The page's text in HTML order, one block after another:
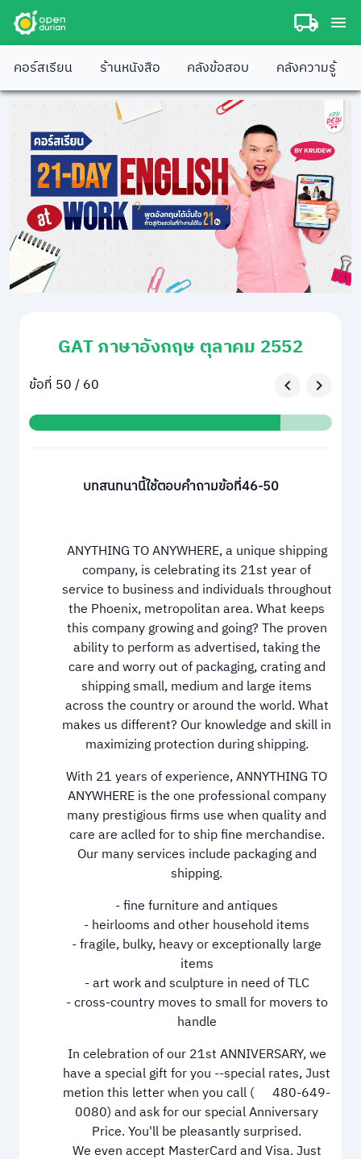
คอร์สเรียน ร้านหนังสือ คลังข้อสอบ คลังความรู้
GAT ภาษาอังกฤษ ตุลาคม 2552
ข้อที่ 50 / 60
บทสนทนานี้ใช้ตอบคำถามข้อที่46-50
ANYTHING TO ANYWHERE, a unique shipping
company, is celebrating its 21st year of
service to business and individuals throughout
the Phoenix, metropolitan area. What keeps
this company growing and going? The proven
ability to perform as advertised, taking the
care and worry out of packaging, crating and
shipping small, medium and large items
across the country or around the world. What
makes us different? Our knowledge and skill in
maximizing protection during shipping.
With 21 years of experience, ANNYTHING TO
ANYWHERE is the one professional company
many prestigious firms use when quality and
care are aclled for to ship fine merchandise.
Our many services include packaging and
shipping.
- fine furniture and antiques
- heirlooms and other household items
- fragile, bulky, heavy or exceptionally large
items
- art work and sculpture in need of TLC
- cross-country moves to small for movers to
handle
In celebration of our 21st ANNIVERSARY, we
have a special gift for you --special rates, Just
metion this letter when you call (
480-649-
0080) and ask for our special Anniversary
Price. You'll be pleasantly surprised.
We even accept MasterCard and Visa. Just